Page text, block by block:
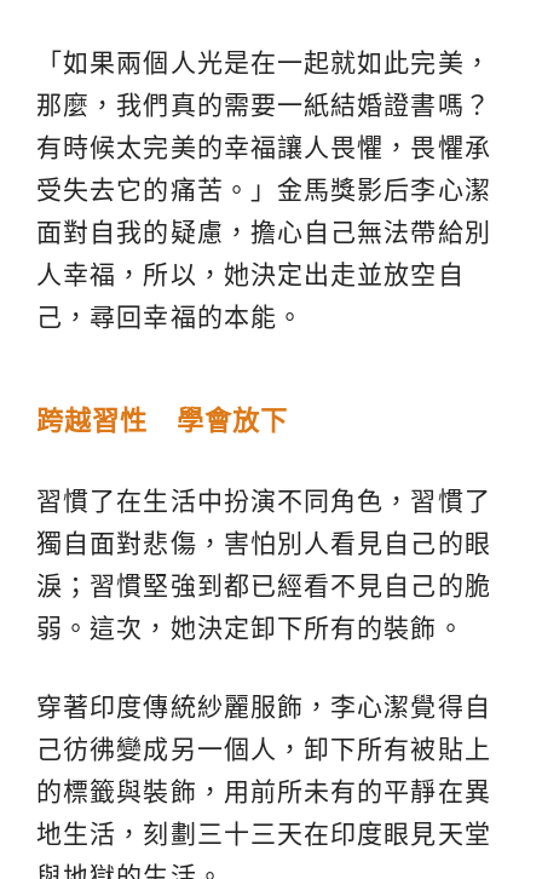
「如果兩個人光是在一起就如此完美，
那麼，我們真的需要一紙結婚證書嗎？
有時候太完美的幸福讓人畏懼，畏懼承
受失去它的痛苦。」金馬獎影后李心潔
面對自我的疑慮，擔心自己無法帶給別
人幸福，所以，她決定出走並放空自
己，尋回幸福的本能。
跨越習性 學會放下
習慣了在生活中扮演不同角色，習慣了
獨自面對悲傷，害怕別人看見自己的眼
淚；習慣堅強到都已經看不見自己的脆
弱。這次，她決定卸下所有的裝飾。
穿著印度傳統紗麗服飾，李心潔覺得自
己彷彿變成另一個人，卸下所有被貼上
的標籤與裝飾，用前所未有的平靜在異
地生活，刻劃三十三天在印度眼見天堂